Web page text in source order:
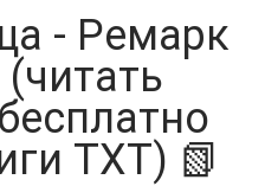
- Ремарк
TXT) 📗